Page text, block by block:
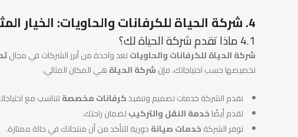
4. شركة الحياة للكرفانات والحاويات: الخيار
4.1 ماذا تقدم شركة الحياة لك؟
شركة الحياة للكرفانات والحاوياتتعد واحدة من أبرز الشركات في مجال
تخصيصها حسب احتياجاتك، فإنشركة الحياةهي المكان المثالي.
تقدم الشركة خدمات تصميم وتنفيذكرفانات مخصصةتتناسب مع
تقدم أيضًاخدمة النقل والتركيبلضمان راحتك.
توفر الشركةخدمات صيانةدورية للتأكد من أن منتجاتك في حالة ممتازة.